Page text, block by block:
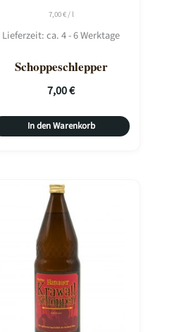
7,00€/ l
Lieferzeit:ca. 4 - 6 Werktage
Schoppeschlepper
7,00€
In den Warenkorb